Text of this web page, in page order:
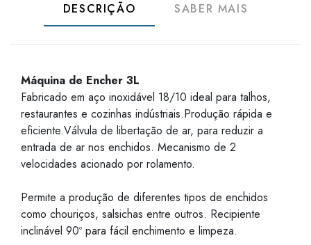
DESCRIÇÃO SABER MAIS
Máquina de Encher 3L
Fabricado em aço inoxidável 18/10 ideal para talhos,
restaurantes e cozinhas indústriais.Produção rápida e
eficiente.Válvula de libertação de ar, para reduzir a
entrada de ar nos enchidos. Mecanismo de 2
velocidades acionado por rolamento.
Permite a produção de diferentes tipos de enchidos
como chouriços, salsichas entre outros. Recipiente
inclinável 90º para fácil enchimento e limpeza.